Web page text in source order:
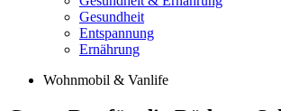
Gesundheit
Entspannung
Ernährung
Wohnmobil & Vanlife